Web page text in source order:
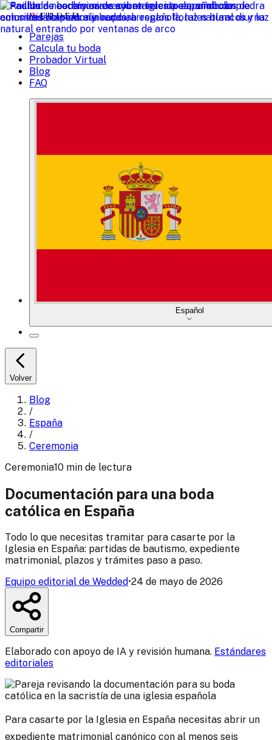
WEDDED
Parejas
Calcula tu boda
Probador Virtual
Blog
FAQ
Español
Volver
Blog
/
España
/
Ceremonia
Ceremonia10 min de lectura
Documentación para una boda
católica en España
Todo lo que necesitas tramitar para casarte por la
Iglesia en España: partidas de bautismo, expediente
matrimonial, plazos y trámites paso a paso.
Equipo editorial de Wedded•24 de mayo de 2026
Compartir
Elaborado con apoyo de IA y revisión humana. Estándares
editoriales
Para casarte por la Iglesia en España necesitas abrir un
expediente matrimonial canónico con al menos seis